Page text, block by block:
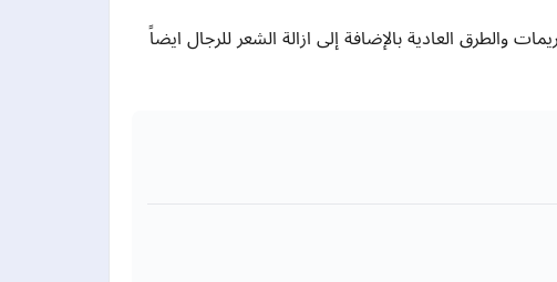
والطرق العادية بالإضافة إلى ازالة الشعر للرجال ايضاً